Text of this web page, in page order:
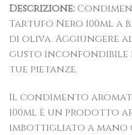
Descrizione:
Tartufo Nero 100ml a
di oliva. Aggiungere
gusto
tue pietanze.
Il condimento
100ml è un prodotto
imbottigliato a mano